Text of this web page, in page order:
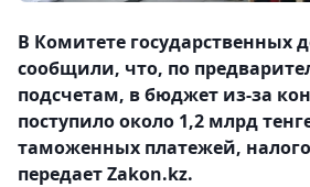
В Комитете государственных
сообщили, что, по
подсчетам, в бюджет из-за
поступило около 1,2 млрд
таможенных платежей,
передает Zakon.kz.